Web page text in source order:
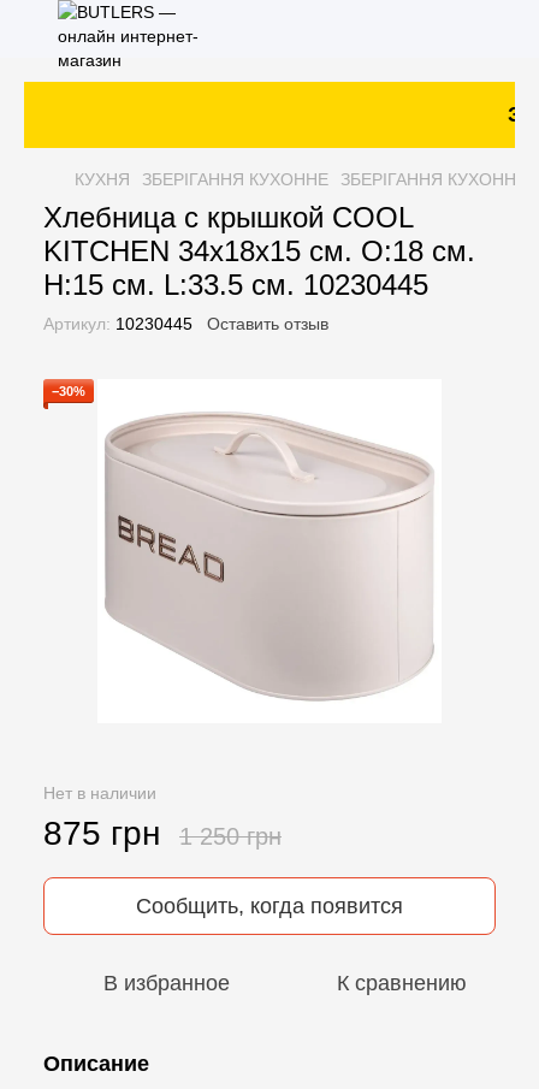
КУХНЯ ЗБЕРІГАННЯ КУХОННЕ ЗБЕРІГАННЯ КУХОННЕ
Хлебница с крышкой COOL
KITCHEN 34х18х15 см. O:18 см.
H:15 см. L:33.5 см. 10230445
Артикул: 10230445 Оставить отзыв
−30%
Нет в наличии
875 грн 1 250 грн
Сообщить, когда появится
В избранное К сравнению
Описание